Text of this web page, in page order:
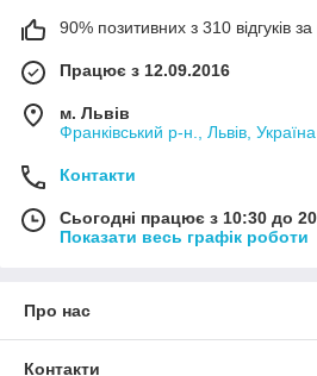
90% позитивних з 310 відгуків за
Працює з 12.09.2016
м. Львів
Франківський р-н., Львів, Україна
Контакти
Сьогодні працює з 10:30 до
Показати весь графік роботи
Про нас
Контакти